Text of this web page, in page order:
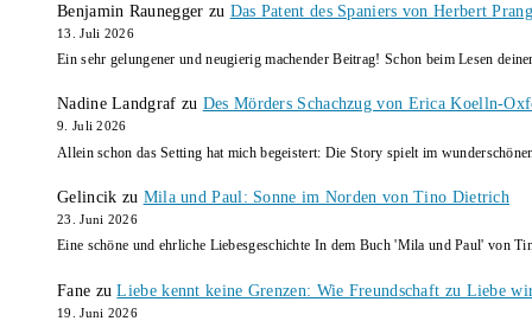
Benjamin Raunegger zu Das Patent des Spaniers von Herbert
13. Juli 2026
Ein sehr gelungener und neugierig machender Beitrag! Schon beim Lesen
Nadine Landgraf zu Des Mörders Schachzug von Erica Koelln-
9. Juli 2026
Allein schon das Setting hat mich begeistert: Die Story spielt im
Gelincik zu Mila und Paul: Sonne im Norden von Tino Dietrich
23. Juni 2026
Eine schöne und ehrliche Liebesgeschichte In dem Buch 'Mila und Paul' von
Fane zuLiebe kennt keine Grenzen: Wie Freundschaft zu Liebe
19. Juni 2026